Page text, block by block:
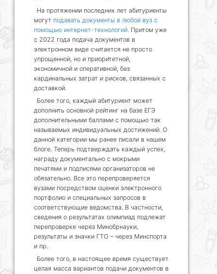
На протяжении последних лет абитуриенты
могут подавать документы в любой вуз с
помощью интернет-технологий. Притом уже
с 2022 года подача документов в
электронном виде считается не просто
упрощенной, но и приоритетной,
экономичной и оперативной, без
кардинальных затрат и рисков, связанных с
доставкой.
Более того, каждый абитуриент может
дополнить основной рейтинг на базе ЕГЭ
дополнительными баллами с помощью так
называемых индивидуальных достижений. О
данной категории мы ранее писали в нашем
блоге. Теперь подтверждать каждый успех,
награду документально с мокрыми
печатями и подписями организаторов не
обязательно. Все это перепроверяется
вузами посредством оценки электронного
портфолио и специальных запросов в
соответствующие ведомства. В частности,
сведения о результатах олимпиад подлежат
перепроверке через Минобрнауки,
результаты и значки ГТО – через Минспорта
и пр.
Более того, в настоящее время существует
целая масса вариантов подачи документов в